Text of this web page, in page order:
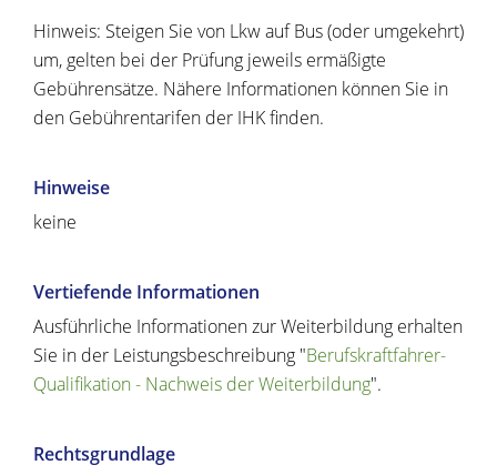
Hinweis: Steigen Sie von Lkw auf Bus (oder umgekehrt)
um, gelten bei der Prüfung jeweils ermäßigte
Gebührensätze. Nähere Informationen können Sie in
den Gebührentarifen der IHK finden.
Hinweise
keine
Vertiefende Informationen
Ausführliche Informationen zur Weiterbildung erhalten
Sie in der Leistungsbeschreibung "Berufskraftfahrer-
Qualifikation - Nachweis der Weiterbildung".
Rechtsgrundlage